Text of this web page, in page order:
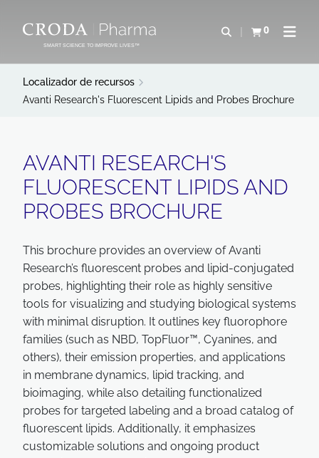
PARA
CONTEÚDO
PARA
MENU
SMART SCIENCE TO IMPROVE LIVES™
Abrir pesquisa
0
Exibir cestaAbrir
Localizador de recursos
Avanti Research's Fluorescent Lipids and Probes Brochure
AVANTI RESEARCH'S
FLUORESCENT LIPIDS AND
PROBES BROCHURE
This brochure provides an overview of Avanti
Research’s fluorescent probes and lipid-conjugated
probes, highlighting their role as highly sensitive
tools for visualizing and studying biological systems
with minimal disruption. It outlines key fluorophore
families (such as NBD, TopFluor™, Cyanines, and
others), their emission properties, and applications
in membrane dynamics, lipid tracking, and
bioimaging, while also detailing functionalized
probes for targeted labeling and a broad catalog of
fluorescent lipids. Additionally, it emphasizes
customizable solutions and ongoing product